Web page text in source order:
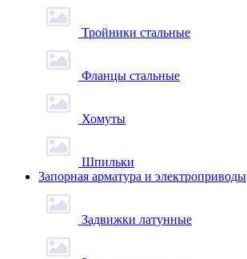
Тройники стальные
Фланцы стальные
Хомуты
Шпильки
Запорная арматура и электроприводы
Задвижки латунные